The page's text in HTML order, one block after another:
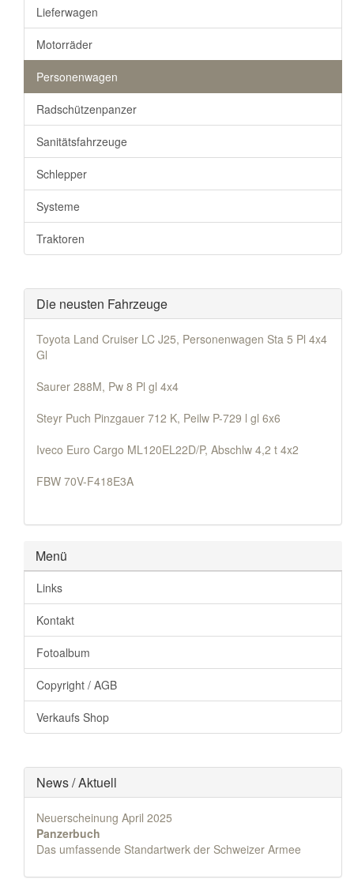
Lieferwagen
Motorräder
Personenwagen
Radschützenpanzer
Sanitätsfahrzeuge
Schlepper
Systeme
Traktoren
Die neusten Fahrzeuge
Toyota Land Cruiser LC J25, Personenwagen Sta 5 Pl 4x4
Gl
Saurer 288M, Pw 8 Pl gl 4x4
Steyr Puch Pinzgauer 712 K, Peilw P-729 l gl 6x6
Iveco Euro Cargo ML120EL22D/P, Abschlw 4,2 t 4x2
FBW 70V-F418E3A
Menü
Links
Kontakt
Fotoalbum
Copyright / AGB
Verkaufs Shop
News / Aktuell
Neuerscheinung April 2025
Panzerbuch
Das umfassende Standartwerk der Schweizer Armee